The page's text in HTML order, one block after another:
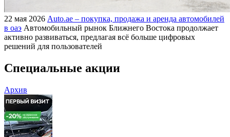
22 мая 2026 Auto.ae – покупка, продажа и аренда автомобилей
в оаэ Автомобильный рынок Ближнего Востока продолжает
активно развиваться, предлагая всё больше цифровых
решений для пользователей
Специальные акции
Архив